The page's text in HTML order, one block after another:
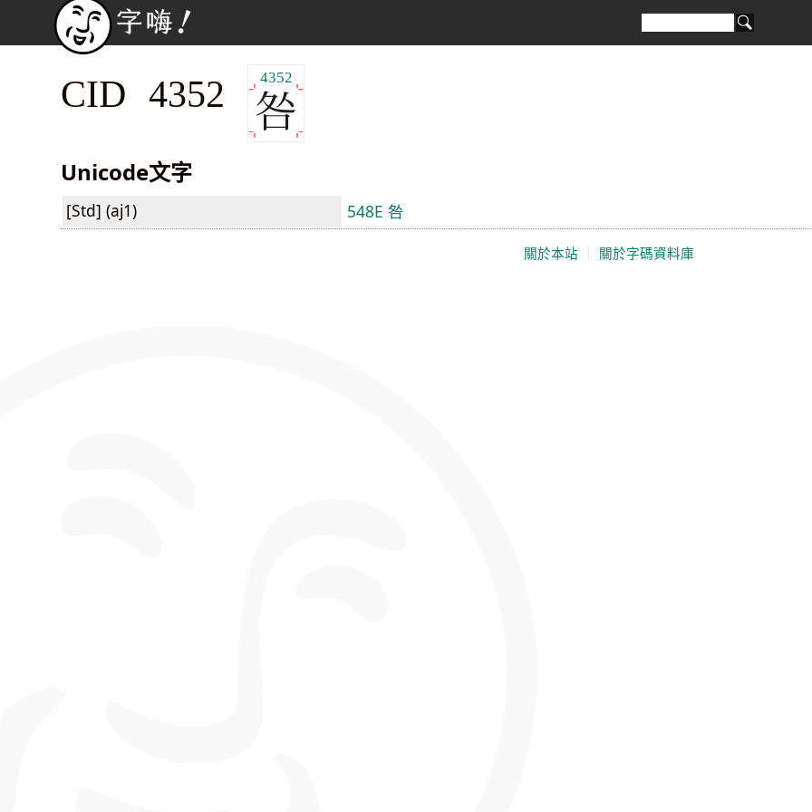
CID 4352 4352
Unicode文字
[Std] (aj1) 548E 咎
關於本站 關於字碼資料庫